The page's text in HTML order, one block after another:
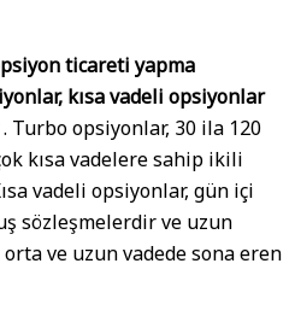
ticareti yapma
kısa vadeli opsiyonlar
. Turbo opsiyonlar, 30 ila 120
kısa vadelere sahip ikili
vadeli opsiyonlar, gün içi
sözleşmelerdir ve uzun
ve uzun vadede sona eren